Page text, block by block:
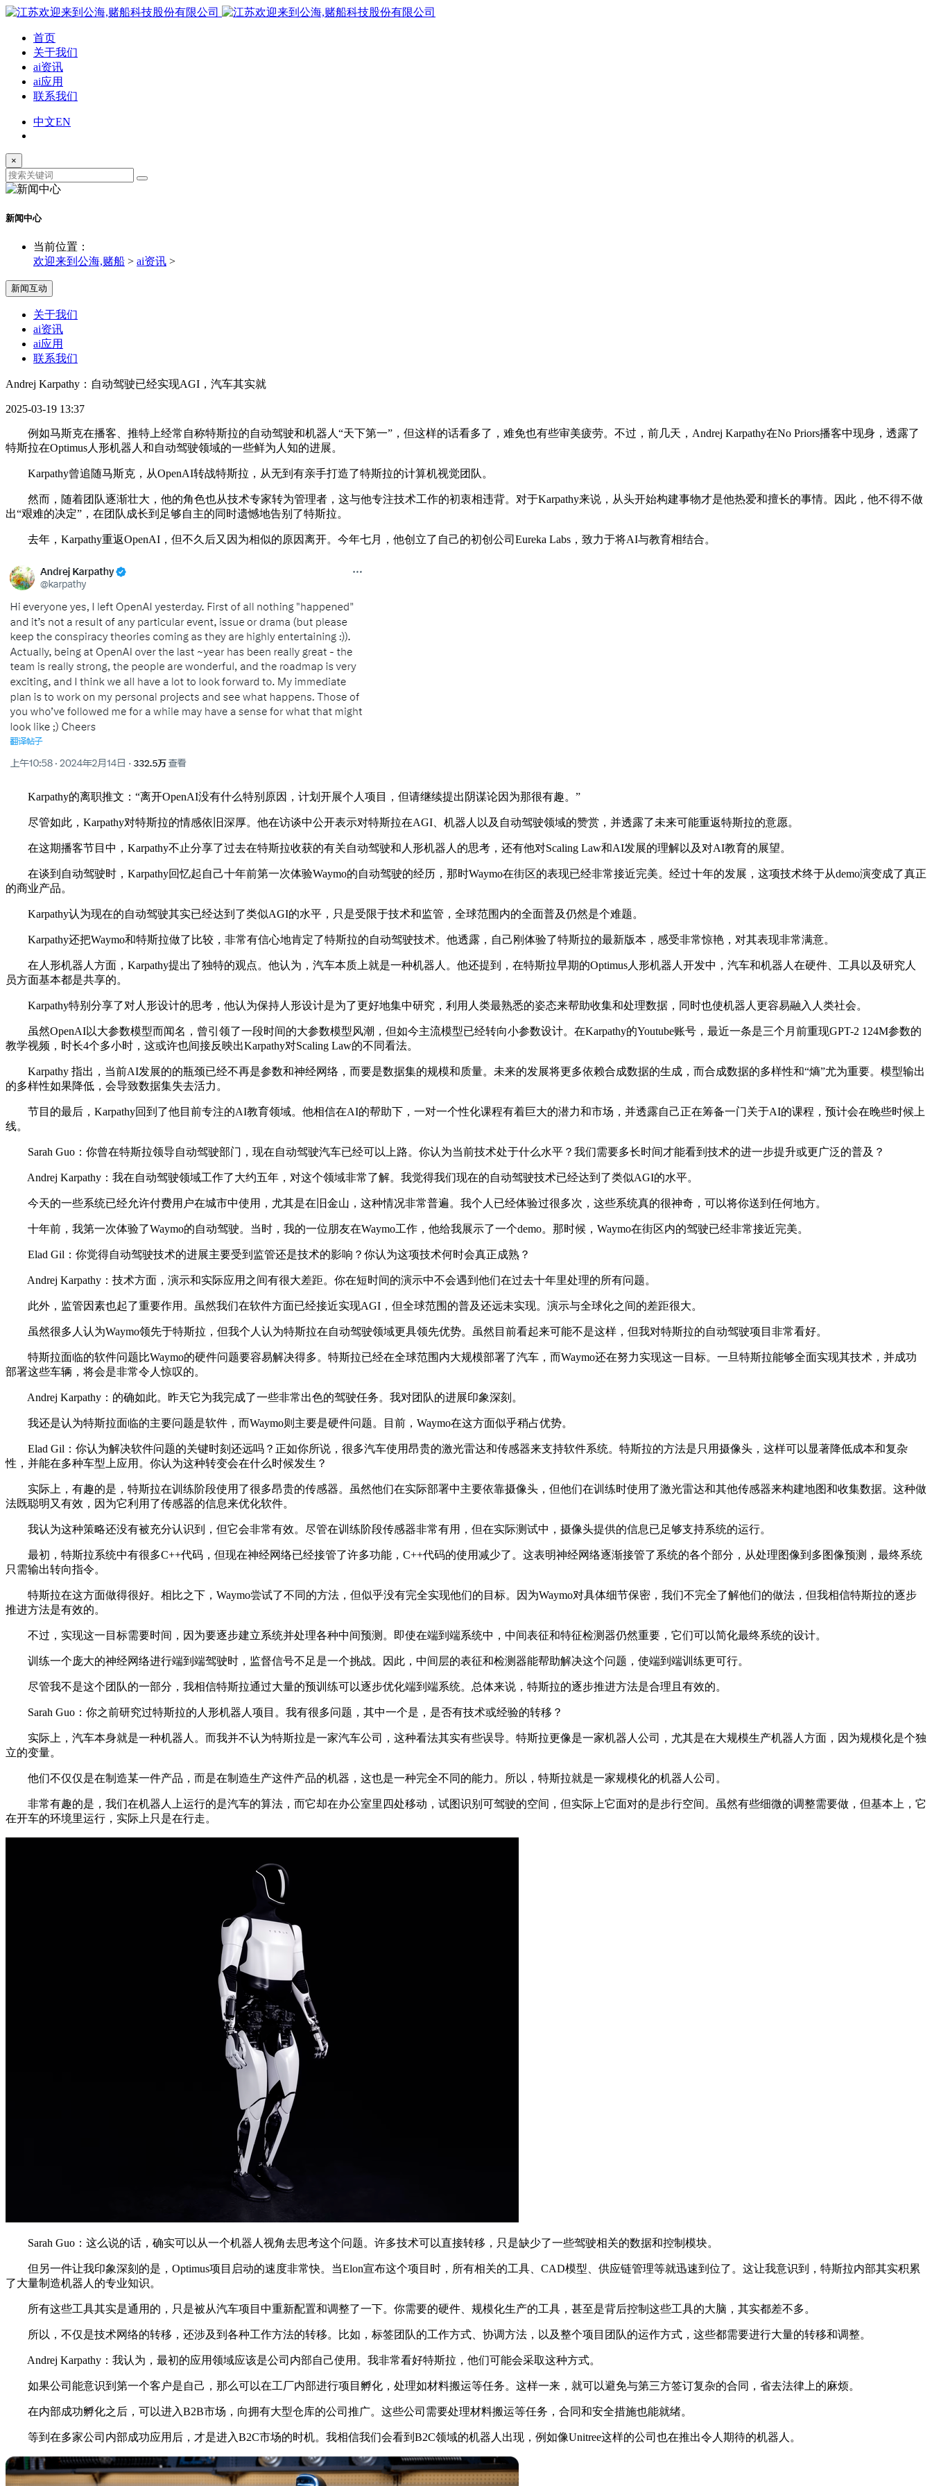
首页
关于我们
ai资讯
ai应用
联系我们
中文EN
×
新闻中心
当前位置：
欢迎来到公海,赌船 > ai资讯 >
新闻互动
关于我们
ai资讯
ai应用
联系我们
Andrej Karpathy：自动驾驶已经实现AGI，汽车其实就
2025-03-19 13:37
例如马斯克在播客、推特上经常自称特斯拉的自动驾驶和机器人“天下第一”，但这样的话看多了，难免也有些审美疲劳。不过，前几天，Andrej Karpathy在No Priors播客中现身，透露了
特斯拉在Optimus人形机器人和自动驾驶领域的一些鲜为人知的进展。
Karpathy曾追随马斯克，从OpenAI转战特斯拉，从无到有亲手打造了特斯拉的计算机视觉团队。
然而，随着团队逐渐壮大，他的角色也从技术专家转为管理者，这与他专注技术工作的初衷相违背。对于Karpathy来说，从头开始构建事物才是他热爱和擅长的事情。因此，他不得不做
出“艰难的决定”，在团队成长到足够自主的同时遗憾地告别了特斯拉。
去年，Karpathy重返OpenAI，但不久后又因为相似的原因离开。今年七月，他创立了自己的初创公司Eureka Labs，致力于将AI与教育相结合。
Karpathy的离职推文：“离开OpenAI没有什么特别原因，计划开展个人项目，但请继续提出阴谋论因为那很有趣。”
尽管如此，Karpathy对特斯拉的情感依旧深厚。他在访谈中公开表示对特斯拉在AGI、机器人以及自动驾驶领域的赞赏，并透露了未来可能重返特斯拉的意愿。
在这期播客节目中，Karpathy不止分享了过去在特斯拉收获的有关自动驾驶和人形机器人的思考，还有他对Scaling Law和AI发展的理解以及对AI教育的展望。
在谈到自动驾驶时，Karpathy回忆起自己十年前第一次体验Waymo的自动驾驶的经历，那时Waymo在街区的表现已经非常接近完美。经过十年的发展，这项技术终于从demo演变成了真正
的商业产品。
Karpathy认为现在的自动驾驶其实已经达到了类似AGI的水平，只是受限于技术和监管，全球范围内的全面普及仍然是个难题。
Karpathy还把Waymo和特斯拉做了比较，非常有信心地肯定了特斯拉的自动驾驶技术。他透露，自己刚体验了特斯拉的最新版本，感受非常惊艳，对其表现非常满意。
在人形机器人方面，Karpathy提出了独特的观点。他认为，汽车本质上就是一种机器人。他还提到，在特斯拉早期的Optimus人形机器人开发中，汽车和机器人在硬件、工具以及研究人
员方面基本都是共享的。
Karpathy特别分享了对人形设计的思考，他认为保持人形设计是为了更好地集中研究，利用人类最熟悉的姿态来帮助收集和处理数据，同时也使机器人更容易融入人类社会。
虽然OpenAI以大参数模型而闻名，曾引领了一段时间的大参数模型风潮，但如今主流模型已经转向小参数设计。在Karpathy的Youtube账号，最近一条是三个月前重现GPT-2 124M参数的
教学视频，时长4个多小时，这或许也间接反映出Karpathy对Scaling Law的不同看法。
Karpathy 指出，当前AI发展的的瓶颈已经不再是参数和神经网络，而要是数据集的规模和质量。未来的发展将更多依赖合成数据的生成，而合成数据的多样性和“熵”尤为重要。模型输出
的多样性如果降低，会导致数据集失去活力。
节目的最后，Karpathy回到了他目前专注的AI教育领域。他相信在AI的帮助下，一对一个性化课程有着巨大的潜力和市场，并透露自己正在筹备一门关于AI的课程，预计会在晚些时候上
线。
Sarah Guo：你曾在特斯拉领导自动驾驶部门，现在自动驾驶汽车已经可以上路。你认为当前技术处于什么水平？我们需要多长时间才能看到技术的进一步提升或更广泛的普及？
Andrej Karpathy：我在自动驾驶领域工作了大约五年，对这个领域非常了解。我觉得我们现在的自动驾驶技术已经达到了类似AGI的水平。
今天的一些系统已经允许付费用户在城市中使用，尤其是在旧金山，这种情况非常普遍。我个人已经体验过很多次，这些系统真的很神奇，可以将你送到任何地方。
十年前，我第一次体验了Waymo的自动驾驶。当时，我的一位朋友在Waymo工作，他给我展示了一个demo。那时候，Waymo在街区内的驾驶已经非常接近完美。
Elad Gil：你觉得自动驾驶技术的进展主要受到监管还是技术的影响？你认为这项技术何时会真正成熟？
Andrej Karpathy：技术方面，演示和实际应用之间有很大差距。你在短时间的演示中不会遇到他们在过去十年里处理的所有问题。
此外，监管因素也起了重要作用。虽然我们在软件方面已经接近实现AGI，但全球范围的普及还远未实现。演示与全球化之间的差距很大。
虽然很多人认为Waymo领先于特斯拉，但我个人认为特斯拉在自动驾驶领域更具领先优势。虽然目前看起来可能不是这样，但我对特斯拉的自动驾驶项目非常看好。
特斯拉面临的软件问题比Waymo的硬件问题要容易解决得多。特斯拉已经在全球范围内大规模部署了汽车，而Waymo还在努力实现这一目标。一旦特斯拉能够全面实现其技术，并成功
部署这些车辆，将会是非常令人惊叹的。
Andrej Karpathy：的确如此。昨天它为我完成了一些非常出色的驾驶任务。我对团队的进展印象深刻。
我还是认为特斯拉面临的主要问题是软件，而Waymo则主要是硬件问题。目前，Waymo在这方面似乎稍占优势。
Elad Gil：你认为解决软件问题的关键时刻还远吗？正如你所说，很多汽车使用昂贵的激光雷达和传感器来支持软件系统。特斯拉的方法是只用摄像头，这样可以显著降低成本和复杂
性，并能在多种车型上应用。你认为这种转变会在什么时候发生？
实际上，有趣的是，特斯拉在训练阶段使用了很多昂贵的传感器。虽然他们在实际部署中主要依靠摄像头，但他们在训练时使用了激光雷达和其他传感器来构建地图和收集数据。这种做
法既聪明又有效，因为它利用了传感器的信息来优化软件。
我认为这种策略还没有被充分认识到，但它会非常有效。尽管在训练阶段传感器非常有用，但在实际测试中，摄像头提供的信息已足够支持系统的运行。
最初，特斯拉系统中有很多C++代码，但现在神经网络已经接管了许多功能，C++代码的使用减少了。这表明神经网络逐渐接管了系统的各个部分，从处理图像到多图像预测，最终系统
只需输出转向指令。
特斯拉在这方面做得很好。相比之下，Waymo尝试了不同的方法，但似乎没有完全实现他们的目标。因为Waymo对具体细节保密，我们不完全了解他们的做法，但我相信特斯拉的逐步
推进方法是有效的。
不过，实现这一目标需要时间，因为要逐步建立系统并处理各种中间预测。即使在端到端系统中，中间表征和特征检测器仍然重要，它们可以简化最终系统的设计。
训练一个庞大的神经网络进行端到端驾驶时，监督信号不足是一个挑战。因此，中间层的表征和检测器能帮助解决这个问题，使端到端训练更可行。
尽管我不是这个团队的一部分，我相信特斯拉通过大量的预训练可以逐步优化端到端系统。总体来说，特斯拉的逐步推进方法是合理且有效的。
Sarah Guo：你之前研究过特斯拉的人形机器人项目。我有很多问题，其中一个是，是否有技术或经验的转移？
实际上，汽车本身就是一种机器人。而我并不认为特斯拉是一家汽车公司，这种看法其实有些误导。特斯拉更像是一家机器人公司，尤其是在大规模生产机器人方面，因为规模化是个独
立的变量。
他们不仅仅是在制造某一件产品，而是在制造生产这件产品的机器，这也是一种完全不同的能力。所以，特斯拉就是一家规模化的机器人公司。
非常有趣的是，我们在机器人上运行的是汽车的算法，而它却在办公室里四处移动，试图识别可驾驶的空间，但实际上它面对的是步行空间。虽然有些细微的调整需要做，但基本上，它
在开车的环境里运行，实际上只是在行走。
Sarah Guo：这么说的话，确实可以从一个机器人视角去思考这个问题。许多技术可以直接转移，只是缺少了一些驾驶相关的数据和控制模块。
但另一件让我印象深刻的是，Optimus项目启动的速度非常快。当Elon宣布这个项目时，所有相关的工具、CAD模型、供应链管理等就迅速到位了。这让我意识到，特斯拉内部其实积累
了大量制造机器人的专业知识。
所有这些工具其实是通用的，只是被从汽车项目中重新配置和调整了一下。你需要的硬件、规模化生产的工具，甚至是背后控制这些工具的大脑，其实都差不多。
所以，不仅是技术网络的转移，还涉及到各种工作方法的转移。比如，标签团队的工作方式、协调方法，以及整个项目团队的运作方式，这些都需要进行大量的转移和调整。
Andrej Karpathy：我认为，最初的应用领域应该是公司内部自己使用。我非常看好特斯拉，他们可能会采取这种方式。
如果公司能意识到第一个客户是自己，那么可以在工厂内部进行项目孵化，处理如材料搬运等任务。这样一来，就可以避免与第三方签订复杂的合同，省去法律上的麻烦。
在内部成功孵化之后，可以进入B2B市场，向拥有大型仓库的公司推广。这些公司需要处理材料搬运等任务，合同和安全措施也能就绪。
等到在多家公司内部成功应用后，才是进入B2C市场的时机。我相信我们会看到B2C领域的机器人出现，例如像Unitree这样的公司也在推出令人期待的机器人。